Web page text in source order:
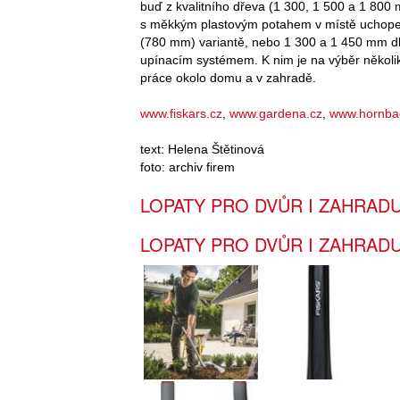
buď z kvalitního dřeva (1 300, 1 500 a 1 800
s měkkým plastovým potahem v místě
(780 mm) variantě, nebo 1 300 a 1 450 mm
upínacím systémem. K nim je na výběr
práce okolo domu a v zahradě.
www.fiskars.cz www.gardena.cz
text: Helena Štětinová
foto: archiv firem
LOPATY PRO DVŮR I
LOPATY PRO DVŮR I